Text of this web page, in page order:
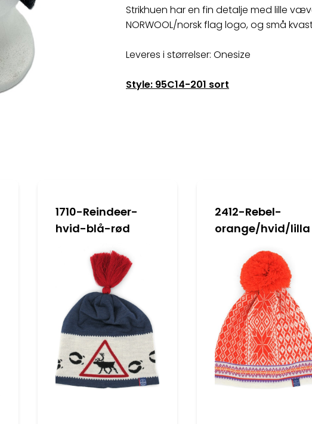
Strikhuen har en fin detalje med lille
NORWOOL/norsk flag logo, og små
Leveres i størrelser: Onesize
Style: 95C14-201 sort
1710-Reindeer-
hvid-blå-rød
2412-Rebel-
orange/hvid/lilla